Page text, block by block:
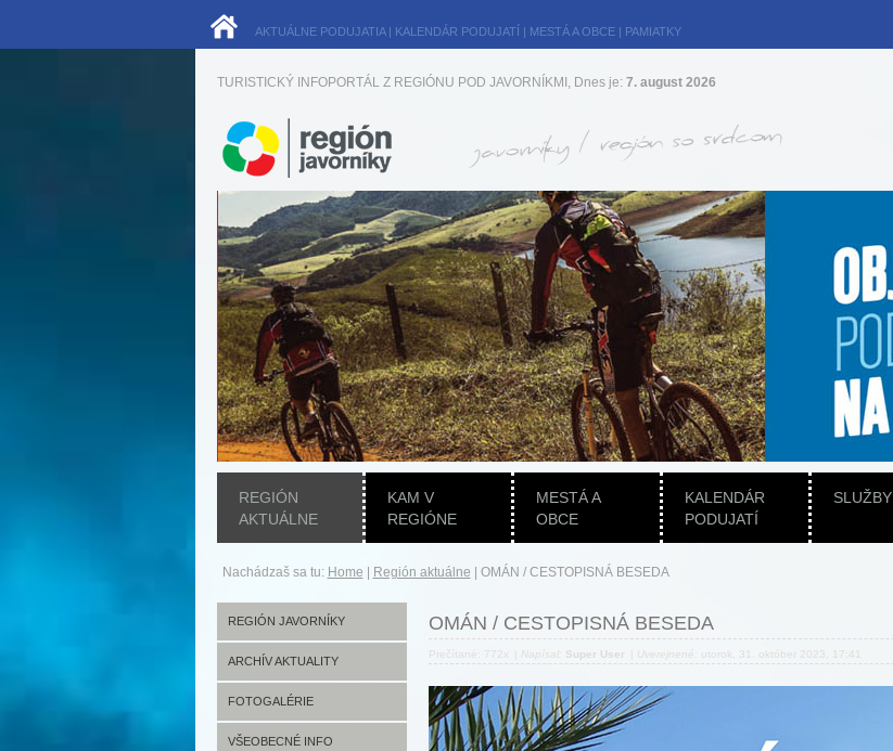
AKTUÁLNE PODUJATIA| KALENDÁR PODUJATÍ | MESTÁ A OBCE| PAMIATKY
TURISTICKÝ INFOPORTÁL Z REGIÓNU POD JAVORNÍKMI, Dnes je: 7. august 2026
REGIÓN
AKTUÁLNE
KAM V
REGIÓNE
MESTÁ A
OBCE
KALENDÁR
PODUJATÍ
SLUŽBY
Nachádzaš sa tu: Home Región aktuálne OMÁN / CESTOPISNÁ BESEDA
REGIÓN JAVORNÍKY
ARCHÍV AKTUALITY
FOTOGALÉRIE
VŠEOBECNÉ INFO
OMÁN / CESTOPISNÁ BESEDA
Prečítané: 772x Napísal: Super User Uverejnené: utorok, 31. október 2023, 17:41